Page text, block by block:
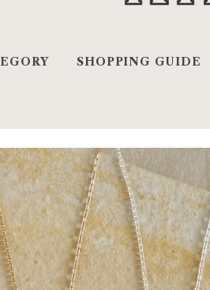
SHOPPING GUIDE